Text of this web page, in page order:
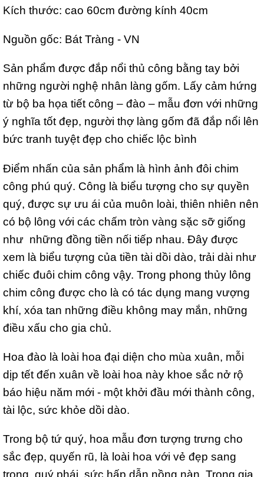
Kích thước: cao 60cm đường kính 40cm
Nguồn gốc: Bát Tràng - VN
Sản phẩm được đắp nổi thủ công bằng tay bởi
những người nghệ nhân làng gốm. Lấy cảm hứng
từ bộ ba họa tiết công – đào – mẫu đơn với những
ý nghĩa tốt đẹp, người thợ làng gốm đã đắp nổi lên
bức tranh tuyệt đẹp cho chiếc lộc bình
Điểm nhấn của sản phẩm là hình ảnh đôi chim
công phú quý. Công là biểu tượng cho sự quyền
quý, được sự ưu ái của muôn loài, thiên nhiên nên
có bộ lông với các chấm tròn vàng sặc sỡ giống
như những đồng tiền nối tiếp nhau. Đây được
xem là biểu tượng của tiền tài dồi dào, trải dài như
chiếc đuôi chim công vậy. Trong phong thủy lông
chim công được cho là có tác dụng mang vượng
khí, xóa tan những điều không may mắn, những
điều xấu cho gia chủ.
Hoa đào là loài hoa đại diện cho mùa xuân, mỗi
dịp tết đến xuân về loài hoa này khoe sắc nở rộ
báo hiệu năm mới - một khởi đầu mới thành công,
tài lộc, sức khỏe dồi dào.
Trong bộ tứ quý, hoa mẫu đơn tượng trưng cho
sắc đẹp, quyến rũ, là loài hoa với vẻ đẹp sang
trọng, quý phái, sức hấp dẫn nồng nàn. Trong gia